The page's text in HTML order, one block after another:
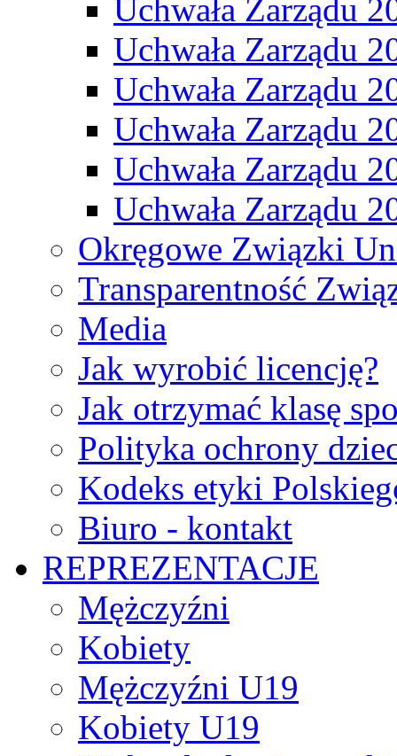
Uchwała Zarządu
Uchwała Zarządu
Uchwała Zarządu
Uchwała Zarządu
Uchwała Zarządu
Uchwała Zarządu
Okręgowe Związki
Transparentność
Media
Jak wyrobić licencję?
Jak otrzymać klasę
Polityka ochrony
Kodeks etyki
Biuro - kontakt
REPREZENTACJE
Mężczyźni
Kobiety
Mężczyźni U19
Kobiety U19